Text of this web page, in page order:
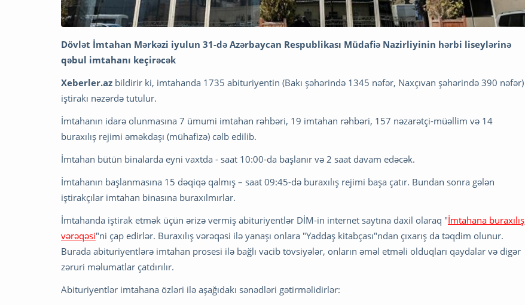
Dövlət İmtahan Mərkəzi iyulun 31-də Azərbaycan Respublikası Müdafiə Nazirliyinin hərbi liseylərinə
qəbul imtahanı keçirəcək
Xeberler.az bildirir ki, imtahanda 1735 abituriyentin (Bakı şəhərində 1345 nəfər, Naxçıvan şəhərində 390 nəfər)
iştirakı nəzərdə tutulur.
İmtahanın idarə olunmasına 7 ümumi imtahan rəhbəri, 19 imtahan rəhbəri, 157 nəzarətçi-müəllim və 14
buraxılış rejimi əməkdaşı (mühafizə) cəlb edilib.
İmtahan bütün binalarda eyni vaxtda - saat 10:00-da başlanır və 2 saat davam edəcək.
İmtahanın başlanmasına 15 dəqiqə qalmış – saat 09:45-də buraxılış rejimi başa çatır. Bundan sonra gələn
iştirakçılar imtahan binasına buraxılmırlar.
İmtahanda iştirak etmək üçün ərizə vermiş abituriyentlər DİM-in internet saytına daxil olaraq "İmtahana buraxılış
vərəqəsi"ni çap edirlər. Buraxılış vərəqəsi ilə yanaşı onlara "Yaddaş kitabçası"ndan çıxarış da təqdim olunur.
Burada abituriyentlərə imtahan prosesi ilə bağlı vacib tövsiyələr, onların əməl etməli olduqları qaydalar və digər
zəruri məlumatlar çatdırılır.
Abituriyentlər imtahana özləri ilə aşağıdakı sənədləri gətirməlidirlər: